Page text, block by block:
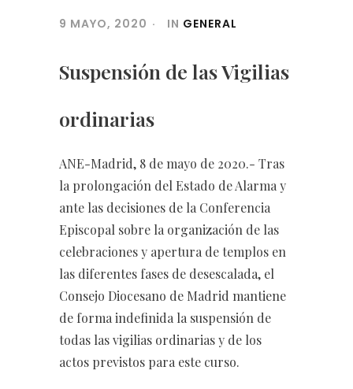
9 MAYO, 2020 IN GENERAL
Suspensión de las Vigilias
ordinarias
ANE-Madrid, 8 de mayo de 2020.- Tras
la prolongación del Estado de Alarma y
ante las decisiones de la Conferencia
Episcopal sobre la organización de las
celebraciones y apertura de templos en
las diferentes fases de desescalada, el
Consejo Diocesano de Madrid mantiene
de forma indefinida la suspensión de
todas las vigilias ordinarias y de los
actos previstos para este curso.